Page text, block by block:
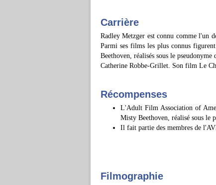
Carrière
Radley Metzger est connu comme l'un
Parmi ses films les plus connus
Beethoven, réalisés sous le
Catherine Robbe-Grillet. Son film Le
Récompenses
L'Adult Film Association of
Misty Beethoven, réalisé sous le
Il fait partie des membres de
Filmographie